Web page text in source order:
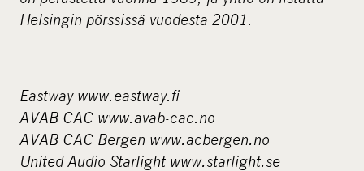
Helsingin pörssissä vuodesta 2001.
Eastway www.eastway.fi
AVAB CAC www.avab-cac.no
AVAB CAC Bergen www.acbergen.no
United Audio Starlight www.starlight.se